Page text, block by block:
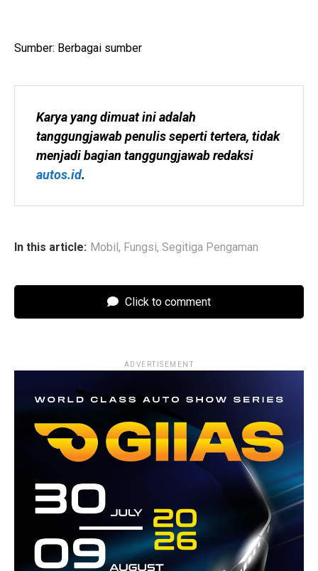
Sumber: Berbagai sumber
Karya yang dimuat ini adalah
tanggungjawab penulis seperti tertera, tidak
autos.id.
In this article: Mobil, Fungsi, Segitiga Pengaman
Click to comment
ADVERTISEMENT